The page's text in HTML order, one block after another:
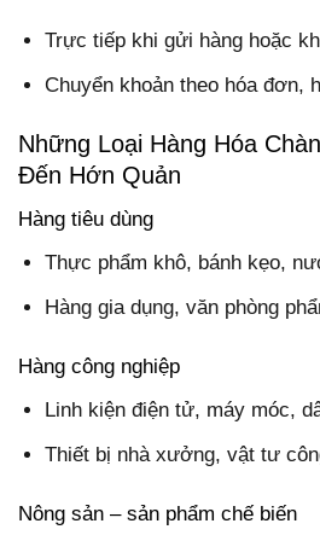
Trực tiếp khi gửi hàng hoặc
Chuyển khoản theo hóa đơn,
Những Loại Hàng Hóa
Đến Hớn Quản
Hàng tiêu dùng
Thực phẩm khô, bánh kẹo,
Hàng gia dụng, văn phòng
Hàng công nghiệp
Linh kiện điện tử, máy móc,
Thiết bị nhà xưởng, vật tư
Nông sản – sản phẩm chế biến